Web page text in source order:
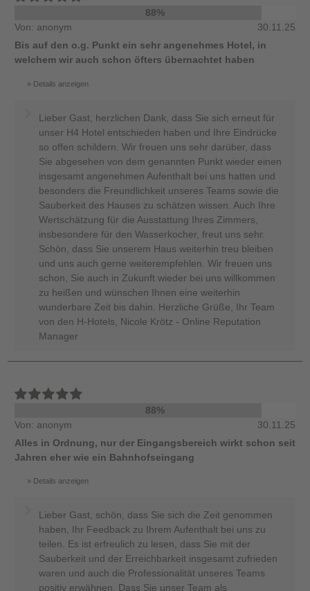
88%
Von: anonym
30.11.25
Bis auf den o.g. Punkt ein sehr angenehmes Hotel, in
welchem wir auch schon öfters übernachtet haben
Details anzeigen
Lieber Gast, herzlichen Dank, dass Sie sich erneut für
unser H4 Hotel entschieden haben und Ihre Eindrücke
so offen schildern. Wir freuen uns sehr darüber, dass
Sie abgesehen von dem genannten Punkt wieder einen
insgesamt angenehmen Aufenthalt bei uns hatten und
besonders die Freundlichkeit unseres Teams sowie die
Sauberkeit des Hauses zu schätzen wissen. Auch Ihre
Wertschätzung für die Ausstattung Ihres Zimmers,
insbesondere für den Wasserkocher, freut uns sehr.
Schön, dass Sie unserem Haus weiterhin treu bleiben
und uns auch gerne weiterempfehlen. Wir freuen uns
schon, Sie auch in Zukunft wieder bei uns willkommen
zu heißen und wünschen Ihnen eine weiterhin
wunderbare Zeit bis dahin. Herzliche Grüße, Ihr Team
von den H-Hotels, Nicole Krötz - Online Reputation
Manager
88%
Von: anonym
30.11.25
Alles in Ordnung, nur der Eingangsbereich wirkt schon seit
Jahren eher wie ein Bahnhofseingang
Details anzeigen
Lieber Gast, schön, dass Sie sich die Zeit genommen
haben, Ihr Feedback zu Ihrem Aufenthalt bei uns zu
teilen. Es ist erfreulich zu lesen, dass Sie mit der
Sauberkeit und der Erreichbarkeit insgesamt zufrieden
waren und auch die Professionalität unseres Teams
positiv erwähnen. Dass Sie unser Team als